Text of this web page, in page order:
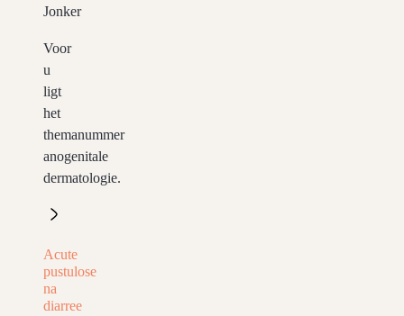
Jonker
Voor
u
ligt
het
themanummer
anogenitale
dermatologie.
Acute
pustulose
na
diarree